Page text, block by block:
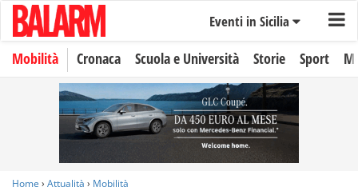
Eventi in Sicilia
Mobilità Cronaca Scuola e Università Storie Sport
Home › Attualità › Mobilità